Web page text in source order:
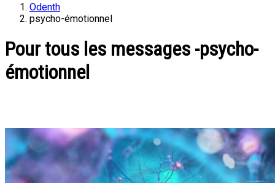
Odenth
psycho-émotionnel
Pour tous les messages -psycho-
émotionnel